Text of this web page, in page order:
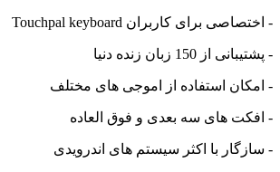
- اختصاصی برای کاربران Touchpal keyboard
- پشتیبانی از 150 زبان زنده دنیا
- امکان استفاده از اموجی های مختلف
- افکت های سه بعدی و فوق العاده
- سازگار با اکثر سیستم های اندرویدی